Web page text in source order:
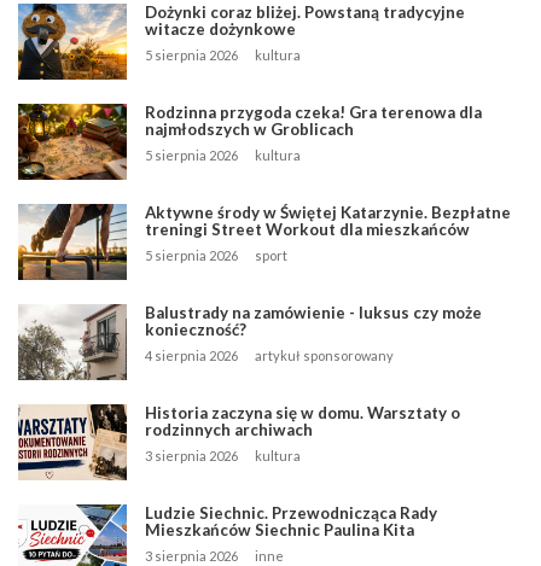
Dożynki coraz bliżej. Powstaną tradycyjne
witacze dożynkowe
5 sierpnia 2026 kultura
Rodzinna przygoda czeka! Gra terenowa dla
najmłodszych w Groblicach
5 sierpnia 2026 kultura
Aktywne środy w Świętej Katarzynie. Bezpłatne
treningi Street Workout dla mieszkańców
5 sierpnia 2026 sport
Balustrady na zamówienie - luksus czy może
konieczność?
4 sierpnia 2026 artykuł sponsorowany
Historia zaczyna się w domu. Warsztaty o
rodzinnych archiwach
3 sierpnia 2026 kultura
Ludzie Siechnic. Przewodnicząca Rady
Mieszkańców Siechnic Paulina Kita
3 sierpnia 2026 inne